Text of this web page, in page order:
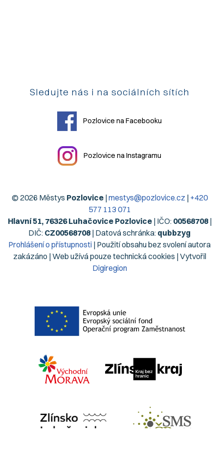
Sledujte nás i na sociálních sítích
Pozlovice na Facebooku
Pozlovice na Instagramu
© 2026 Městys Pozlovice|mestys@pozlovice.cz | +420
577 113 071
Hlavní 51, 76326 Luhačovice Pozlovice| IČO: 00568708|
DIČ: CZ00568708 | Datová schránka: qubbzyg
Prohlášení o přístupnosti | Použití obsahu bez svolení autora
zakázáno | Web užívá pouze technická cookies | Vytvořil
Digiregion